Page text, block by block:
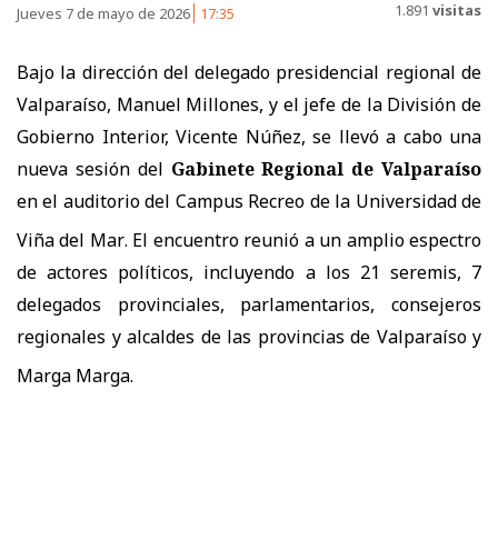
Jueves 7 de mayo de 2026 17:35 1.891 visitas
Bajo la dirección del delegado presidencial regional de
Valparaíso, Manuel Millones, y el jefe de la División de
Gobierno Interior, Vicente Núñez, se llevó a cabo una
nueva sesión del Gabinete Regional de Valparaíso
en el auditorio del Campus Recreo de la Universidad de
Viña del Mar. El encuentro reunió a un amplio espectro
de actores políticos, incluyendo a los 21 seremis, 7
delegados provinciales, parlamentarios, consejeros
regionales y alcaldes de las provincias de Valparaíso y
Marga Marga.